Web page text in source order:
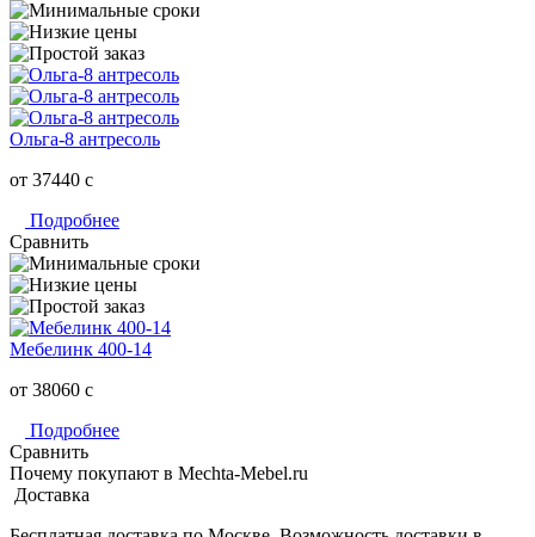
Ольга-8 антресоль
от 37440 c
Подробнее
Сравнить
Мебелинк 400-14
от 38060 c
Подробнее
Сравнить
Почему покупают в Mechta-Mebel.ru
Доставка